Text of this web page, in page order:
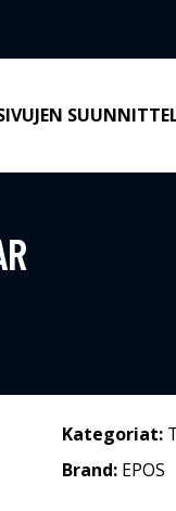
Kategoriat:
Brand: EPOS